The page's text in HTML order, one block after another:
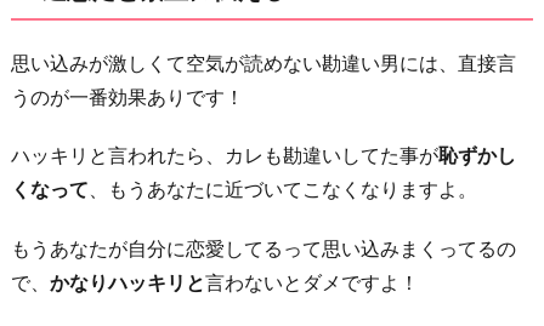
思い込みが激しくて空気が読めない勘違い男には、直接言
うのが一番効果ありです！
ハッキリと言われたら、カレも勘違いしてた事が恥ずかし
くなって、もうあなたに近づいてこなくなりますよ。
もうあなたが自分に恋愛してるって思い込みまくってるの
で、 かなりハッキリと言わないとダメですよ！